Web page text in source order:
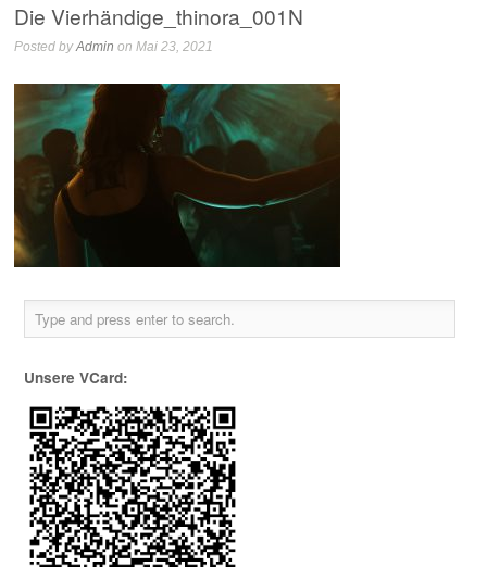
Die Vierhändige_thinora_001N
Posted byAdmin on Mai 23, 2021
Unsere VCard: